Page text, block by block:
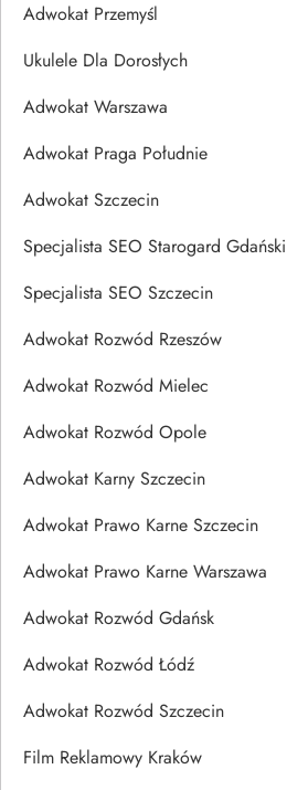
Adwokat Przemyśl
Ukulele Dla Dorosłych
Adwokat Warszawa
Adwokat Praga Południe
Adwokat Szczecin
Specjalista SEO Starogard Gdański
Specjalista SEO Szczecin
Adwokat Rozwód Rzeszów
Adwokat Rozwód Mielec
Adwokat Rozwód Opole
Adwokat Karny Szczecin
Adwokat Prawo Karne Szczecin
Adwokat Prawo Karne Warszawa
Adwokat Rozwód Gdańsk
Adwokat Rozwód Łódź
Adwokat Rozwód Szczecin
Film Reklamowy Kraków